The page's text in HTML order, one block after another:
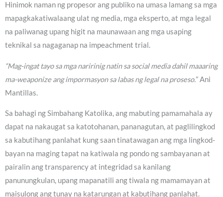
Hinimok naman ng propesor ang publiko na umasa lamang sa mga
mapagkakatiwalaang ulat ng media, mga eksperto, at mga legal
na paliwanag upang higit na maunawaan ang mga usaping
teknikal sa nagaganap na impeachment trial.
“Mag-ingat tayo sa mga naririnig natin sa social media dahil maaaring
ma-weaponize ang impormasyon sa labas ng legal na proseso.” Ani
Mantillas.
Sa bahagi ng Simbahang Katolika, ang mabuting pamamahala ay
dapat na nakaugat sa katotohanan, pananagutan, at paglilingkod
sa kabutihang panlahat kung saan tinatawagan ang mga lingkod-
bayan na maging tapat na katiwala ng pondo ng sambayanan at
pairalin ang transparency at integridad sa kanilang
panunungkulan, upang mapanatili ang tiwala ng mamamayan at
maisulong ang tunay na katarungan at kabutihang panlahat.